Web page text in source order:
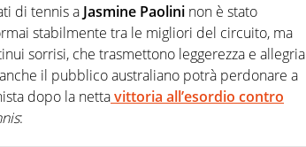
di tennis a Jasmine Paolini non è stato
stabilmente tra le migliori del circuito, ma
sorrisi, che trasmettono leggerezza e allegria
il pubblico australiano potrà perdonare a
dopo la nettavittoria all’esordio contro
: